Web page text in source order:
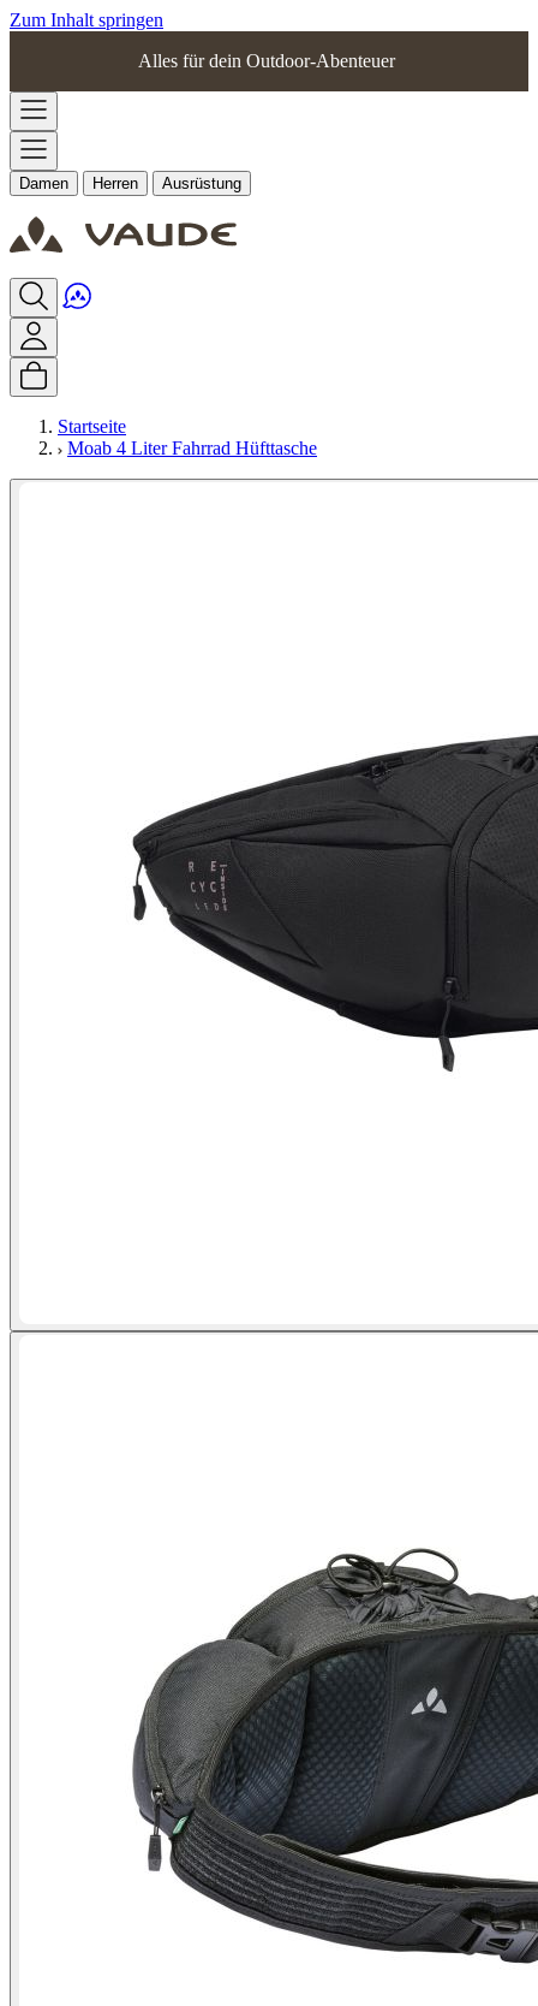
Zum Inhalt springen
Alles für dein Outdoor-Abenteuer
Damen Herren Ausrüstung
Startseite
Moab 4 Liter Fahrrad Hüfttasche